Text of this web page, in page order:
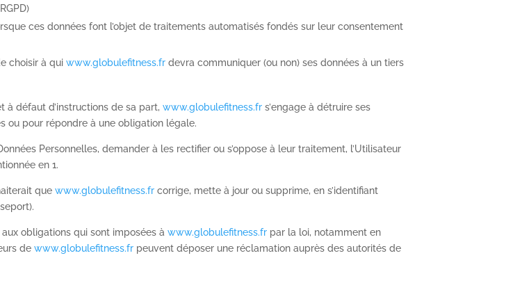
RGPD)
ces données font l’objet de traitements automatisés fondés sur leur consentement
choisir à quiwww.globulefitness.fr devra communiquer (ou non) ses données à un tiers
à défaut d’instructions de sa part,www.globulefitness.fr s’engage à détruire ses
ou pour répondre à une obligation légale.
Personnelles, demander à les rectifier ou s’oppose à leur traitement, l’Utilisateur
en 1.
quewww.globulefitness.fr corrige, mette à jour ou supprime, en s’identifiant
aux obligations qui sont imposées àwww.globulefitness.fr par la loi, notamment en
dewww.globulefitness.fr peuvent déposer une réclamation auprès des autorités de